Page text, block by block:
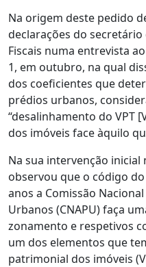
Na origem deste pedido
declarações do
Fiscais numa entrevista
1, em outubro, na qual
dos coeficientes que
prédios urbanos,
“desalinhamento do VPT
dos imóveis face àquilo
Na sua intervenção inicial
observou que o código
anos a Comissão
Urbanos (CNAPU) faça
zonamento e respetivos
um dos elementos que
patrimonial dos imóveis